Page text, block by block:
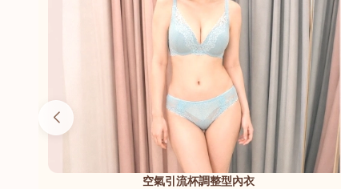
空氣引流杯調整型內衣